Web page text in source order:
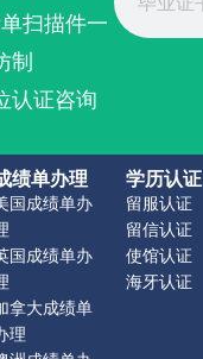
扫描件一
制
认证咨询
绩单办理
国成绩单办
国成绩单办
拿大成绩单
理
学历认证
留服认证
留信认证
使馆认证
海牙认证